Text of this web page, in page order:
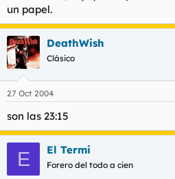
un papel.
DeathWish
Clásico
27 Oct 2004
son las 23:15
E El Termi
Forero del todo a cien